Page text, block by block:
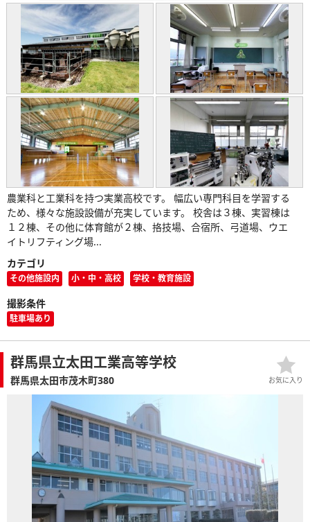
農業科と工業科を持つ実業高校です。 幅広い専門科目を学習する
ため、様々な施設設備が充実しています。 校舎は３棟、実習棟は
１２棟、その他に体育館が２棟、挌技場、合宿所、弓道場、ウエ
イトリフティング場...
カテゴリ
その他施設内 小・中・高校 学校・教育施設
撮影条件
駐車場あり
群馬県立太田工業高等学校
群馬県太田市茂木町380 お気に入り